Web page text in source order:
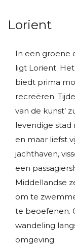
Lorient
In een groene
ligt Lorient.
biedt prima
recreëren.
van de kunst’
levendige stad
en maar liefst
jachthaven,
een
Middellandse
om te
te beoefenen.
wandeling
omgeving.